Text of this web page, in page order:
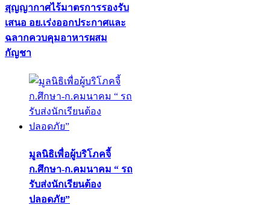
สุญญากาศไร้มาตรการรองรับ
เสนอ อย.เร่งออกประกาศและ
ฉลากควบคุมอาหารผสม
กัญชา
มูลนิธิเพื่อผู้บริโภคจี้
ก.ศึกษา-ก.คมนาคม “ รถ
รับส่งนักเรียนต้อง
ปลอดภัย”